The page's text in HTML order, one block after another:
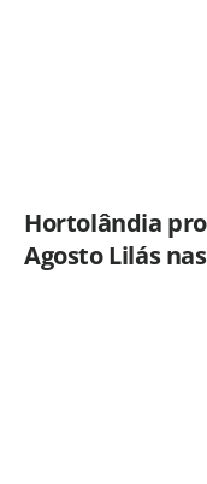
Hortolândia
Agosto Lilás